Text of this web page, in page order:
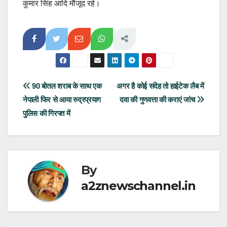
कुमार सिंह आदि मौजूद रहे।
Post
navigation
अगर है कोई संदेह तो हाईटेक लैब में
दवा की गुणवत्ता की कराएं जांच
90 बोतल शराब के साथ एक
नेपाली फिर से आया रुद्रप्रयाग
पुलिस की गिरफ्त में
By
a2znewschannel.in